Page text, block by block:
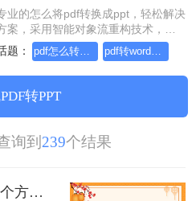
业的怎么将pdf转换成ppt，轻松解决
案，采用智能对象流重构技术，确
1:1高保真还原且排版不乱码。支持
量处理，全链路 SSL 加密保障隐私
助您快速实现怎么将pdf转换成ppt，
决烦恼，无需安装，高效办公。
题： pdf怎么转word，这个方法简单又方便
转PPT
询到 239个结果
pdf怎么转ppt免费？这五个方法请收好！方便又好用！